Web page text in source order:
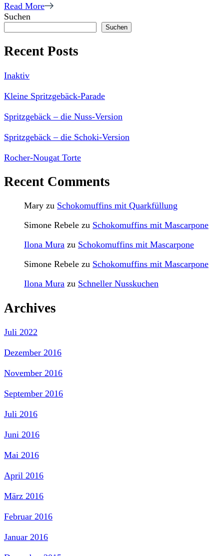
Read More
Suchen
Suchen
Recent Posts
Inaktiv
Kleine Spritzgebäck-Parade
Spritzgebäck – die Nuss-Version
Spritzgebäck – die Schoki-Version
Rocher-Nougat Torte
Recent Comments
Mary zu Schokomuffins mit Quarkfüllung
Simone Rebele zu Schokomuffins mit Mascarpone
Ilona Mura zu Schokomuffins mit Mascarpone
Simone Rebele zu Schokomuffins mit Mascarpone
Ilona Mura zu Schneller Nusskuchen
Archives
Juli 2022
Dezember 2016
November 2016
September 2016
Juli 2016
Juni 2016
Mai 2016
April 2016
März 2016
Februar 2016
Januar 2016